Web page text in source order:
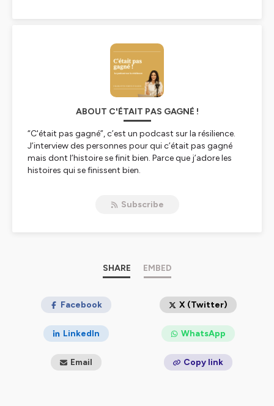
ABOUT C'ÉTAIT PAS GAGNÉ !
“C'était pas gagné”, c’est un podcast sur la résilience.
J’interview des personnes pour qui c’était pas gagné
mais dont l’histoire se finit bien. Parce que j’adore les
histoires qui se finissent bien.
ont-ils activé? Comment ont-ils pensé? Qu’ont ils fait ?
vous plaît, n’hésitez pas à donner 5 étoiles, ça m’aide
Hébergé par Ausha. Visitez
ausha.co/politique-de-
Subscribe
SHARE EMBED
Facebook X (Twitter)
LinkedIn WhatsApp
Email Copy link